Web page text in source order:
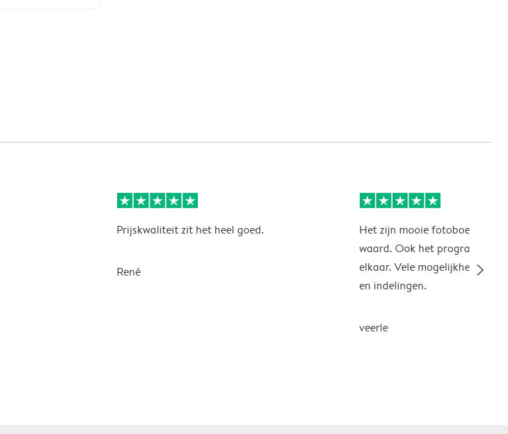
Prijskwaliteit zit het heel goed.
René
Het zijn mooie fotoboeken,
waard. Ook het programma
elkaar. Vele mogelijkheden,
en indelingen.
veerle
slim_arrow_right